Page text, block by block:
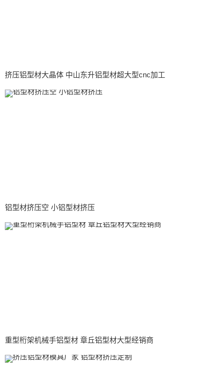
挤压铝型材大晶体 中山东升铝型材超大型cnc加工
铝型材挤压空 小铝型材挤压
重型桁架机械手铝型材 章丘铝型材大型经销商